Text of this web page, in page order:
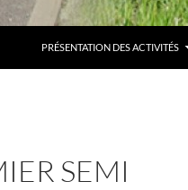
PRÉSENTATION DES ACTIVITÉS
SEMI